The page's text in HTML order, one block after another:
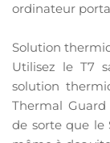
ordinateur
Solution
Utilisez le T7
solution
Thermal
de sorte que le